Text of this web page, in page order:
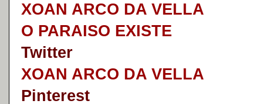
XOAN ARCO DA VELLA
O PARAISO EXISTE
Twitter
XOAN ARCO DA VELLA
Pinterest